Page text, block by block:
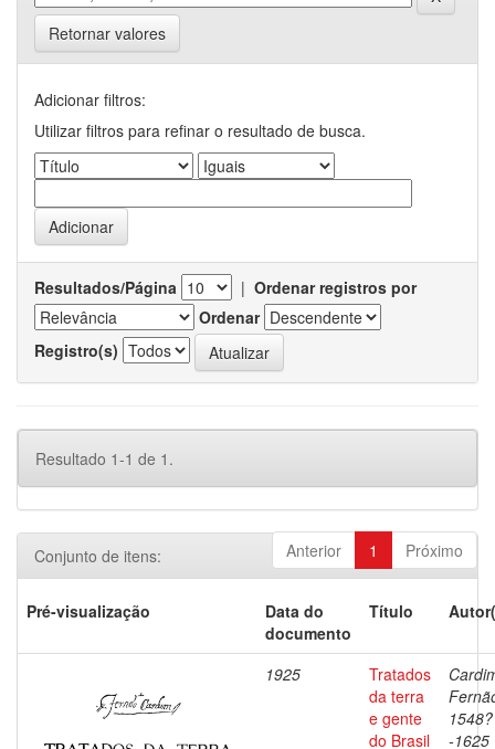
Retornar valores
Adicionar filtros:
Utilizar filtros para refinar o resultado de busca.
Resultados/Página | Ordenar registros por
Ordenar
Registro(s)
Resultado 1-1 de 1.
Anterior 1 Próximo
Conjunto de itens:
Pré-visualização
Data do
documento
Título
1925
Tratados
da terra
e gente
do Brasil
1548?
-1625